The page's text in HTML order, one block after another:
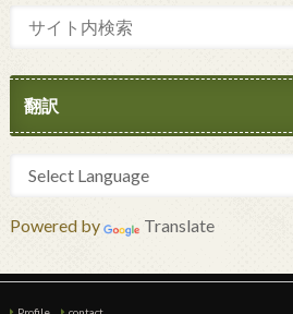
翻訳
Powered by Translate
Profile contact